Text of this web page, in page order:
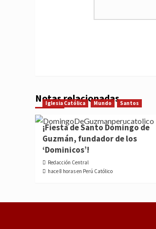
Notas relacionadas
Iglesia Católica Mundo Santos
¡Fiesta de Santo Domingo de
Guzmán, fundador de los
‘Dominicos’!
Redacción Central
hace 8 horas en Perú Católico